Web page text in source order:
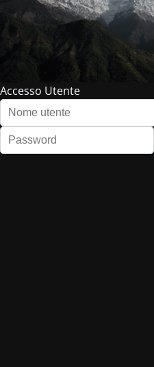
Accesso Utente